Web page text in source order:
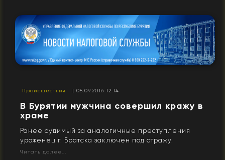
Происшествия | 05.09.2016 12:14
В Бурятии мужчина совершил кражу в
храме
Ранее судимый за аналогичные преступления
уроженец г. Братска заключен под стражу.
Читать далее...